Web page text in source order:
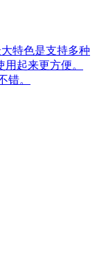
特色是支持多种
起来更方便。
错。